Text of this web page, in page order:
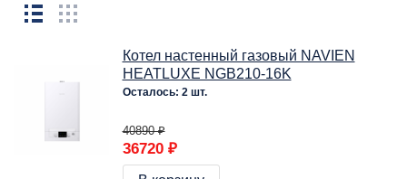
Котел настенный газовый NAVIEN
HEATLUXE NGB210-16K
Осталось: 2 шт.
40890 ₽
36720 ₽